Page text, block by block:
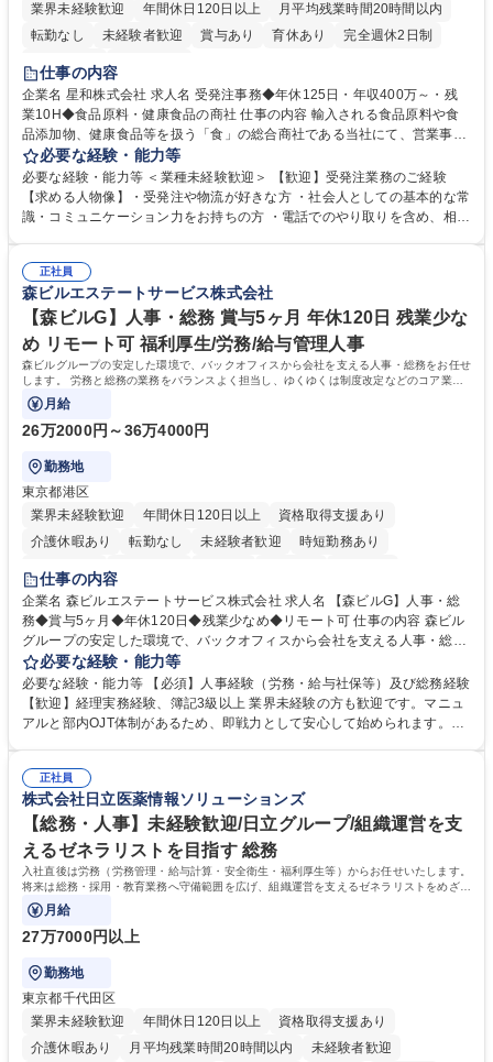
業界未経験歓迎
年間休日120日以上
月平均残業時間20時間以内
転勤なし
未経験者歓迎 賞与あり 育休あり
完全週休2日制
交通費支給
仕事の内容
企業名 星和株式会社 求人名 受発注事務◆年休125日・年収400万～・残
業10H◆食品原料・健康食品の商社 仕事の内容 輸入される食品原料や食
品添加物、健康食品等を扱う「食」の総合商社である当社にて、営業事務
として営業サポートや書類作成、データ入力、電話対応などの業務をお任
せします。 ・受注／出荷指示／売上管理／仕入管理／在庫管理／お客様や
倉庫と電話確認など、販売に関わる事務、営業サポートをお願いします。
・入社後は商品について覚えることから始め、先輩社員OJTと共に業務を
万～・残業10H◆食品原料・健康食品の商社
必要な経験・能力等
必要な経験・能力等 ＜業種未経験歓迎＞ 【歓迎】受発注業務のご経験
【求める人物像】・受発注や物流が好きな方 ・社会人としての基本的な常
識・コミュニケーション力をお持ちの方 ・電話でのやり取りを含め、相手
演算ができる方 ・業務ルールや指示を理解し、行動できる方 学歴・資格
学歴：大学院 大学 短大 語学力： 資格：
正社員
森ビルエステートサービス株式会社
【森ビルG】人事・総務 賞与5ヶ月 年休120日 残業少な
め リモート可 福利厚生/労務/給与管理人事
森ビルグループの安定した環境で、バックオフィスから会社を支える人事・総務をお任せ
します。 労務と総務の業務をバランスよく担当し、ゆくゆくは制度改定などのコア業務
にも挑戦できる、やりがいある環境です。
月給
26万2000円～36万4000円
勤務地
東京都港区
業界未経験歓迎
年間休日120日以上
資格取得支援あり
介護休暇あり
転勤なし 未経験者歓迎
時短勤務あり
経験者歓迎
完全週休2日制
交通費支給 長期歓迎 駅近5分以内 土日祝休み
仕事の内容
企業名 森ビルエステートサービス株式会社 求人名 【森ビルG】人事・総
務◆賞与5ヶ月◆年休120日◆残業少なめ◆リモート可 仕事の内容 森ビル
グループの安定した環境で、バックオフィスから会社を支える人事・総務
をお任せします。 労務と総務の業務をバランスよく担当し、ゆくゆくは制
度改定などのコア業務にも挑戦できる、やりがいある環境です。 ■勤怠管
理、給与計算、社会保険手続き、年末調整等の労務管理全般 ■入退社手続
き、社内規定の改定や人事制度改定などのコア業務 ■社内イベントの企画
でも質問・相談できる環境が整っているため、安心して成長できます。 募
集職種 【森ビルG】人事・総務◆賞与5ヶ月◆年休120日◆残業少なめ◆
リモート可
必要な経験・能力等
必要な経験・能力等 【必須】人事経験（労務・給与社保等）及び総務経験
【歓迎】経理実務経験、簿記3級以上 業界未経験の方も歓迎です。マニュ
アルと部内OJT体制があるため、即戦力として安心して始められます。
務に挑戦できるため、自身の成長と組織への貢献度をダイレクトに実感で
きます。 残業少なめ、週1日リモート可など、ワークライフバランスを保
ち長期活躍できる環境です。 「これまでの幅広い経験を活かし、長期的な
キャリアを築きたい」という前向きな意欲と挑戦を全力で応援します。 学
歴・資格 学歴：大学院 大学 高専 短大 専修学校 高校 語学力： 資格：日商
簿記検定1級 日商簿記検定2級 日商簿記検定3級
正社員
株式会社日立医薬情報ソリューションズ
【総務・人事】未経験歓迎/日立グループ/組織運営を支
えるゼネラリストを目指す 総務
入社直後は労務（労務管理・給与計算・安全衛生・福利厚生等）からお任せいたします。
将来は総務・採用・教育業務へ守備範囲を広げ、組織運営を支えるゼネラリストをめざせ
ます。
月給
27万7000円以上
勤務地
東京都千代田区
業界未経験歓迎
年間休日120日以上
資格取得支援あり
介護休暇あり
月平均残業時間20時間以内 未経験者歓迎